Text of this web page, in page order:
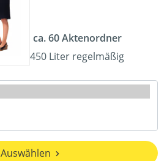
ca. 60 Aktenordner
450 Liter regelmäßig
Auswählen